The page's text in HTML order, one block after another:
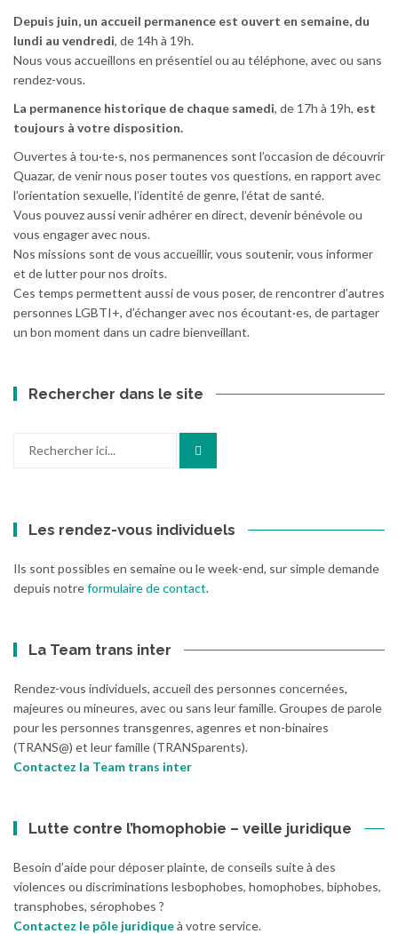
Depuis juin, un accueil permanence est ouvert en semaine, du
lundi au vendredi, de 14h à 19h.
Nous vous accueillons en présentiel ou au téléphone, avec ou sans
rendez-vous.
La permanence historique de chaque samedi, de 17h à 19h, est
toujours à votre disposition.
Ouvertes à tou·te·s, nos permanences sont l’occasion de découvrir
Quazar, de venir nous poser toutes vos questions, en rapport avec
l’orientation sexuelle, l’identité de genre, l’état de santé.
Vous pouvez aussi venir adhérer en direct, devenir bénévole ou
vous engager avec nous.
Nos missions sont de vous accueillir, vous soutenir, vous informer
et de lutter pour nos droits.
Ces temps permettent aussi de vous poser, de rencontrer d’autres
personnes LGBTI+, d’échanger avec nos écoutant·es, de partager
un bon moment dans un cadre bienveillant.
Rechercher dans le site
Les rendez-vous individuels
Ils sont possibles en semaine ou le week-end, sur simple demande
depuis notreformulaire de contact.
La Team trans inter
Rendez-vous individuels, accueil des personnes concernées,
majeures ou mineures, avec ou sans leur famille. Groupes de parole
pour les personnes transgenres, agenres et non-binaires
(TRANS@) et leur famille (TRANSparents).
Contactez la Team trans inter
Lutte contre l’homophobie – veille juridique
Besoin d’aide pour déposer plainte, de conseils suite à des
violences ou discriminations lesbophobes, homophobes, biphobes,
transphobes, sérophobes ?
Contactez le pôle juridiqueà votre service.